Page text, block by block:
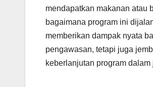
mendapatkan makanan atau
bagaimana program ini
memberikan dampak nyata
pengawasan, tetapi juga
keberlanjutan program